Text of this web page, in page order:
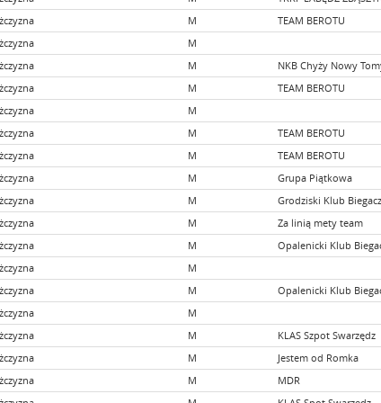
M
TEAM BEROTU
M
M
NKB Chyży Nowy
M
TEAM BEROTU
M
M
TEAM BEROTU
M
TEAM BEROTU
M
Grupa Piątkowa
M
Grodziski Klub
M
Za linią mety team
M
Opalenicki Klub
M
M
Opalenicki Klub
M
M
KLAS Szpot Swarzędz
M
Jestem od Romka
M
MDR